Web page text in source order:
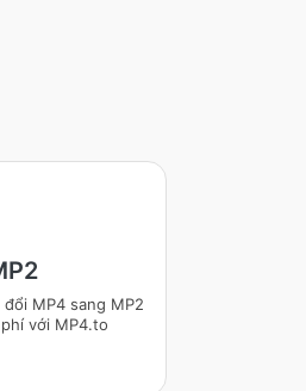
MP4 sang MP2
với MP4.to